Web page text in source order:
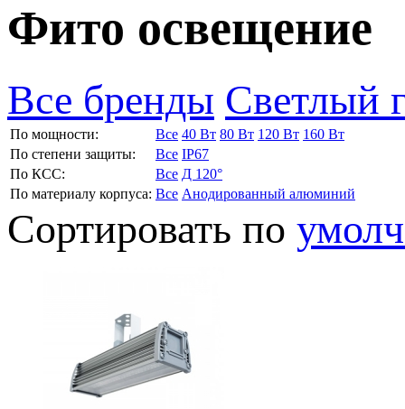
Фито освещение
Все бренды Светлый
По мощности: Все 40 Вт 80 Вт 120 Вт 160 Вт
По степени защиты:
Все IP67
По КСС:
Все Д 120°
По материалу корпуса: Все Анодированный алюминий
Сортировать по